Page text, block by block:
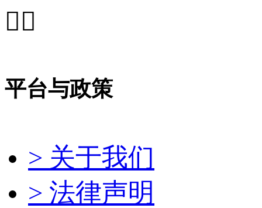

平台与政策
> 关于我们
> 法律声明